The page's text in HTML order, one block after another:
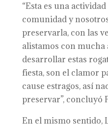
“Esta es una
comunidad y
preservarla, con las
alistamos con
desarrollar estas
fiesta, son el clamor
cause estragos, así
preservar”, concluyó
En el mismo sentido,